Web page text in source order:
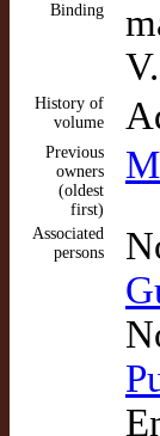
Binding
History of
volume
Previous
owners
(oldest
first)
Associated
persons